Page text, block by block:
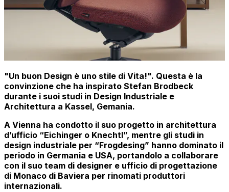
"Un buon Design è uno stile di Vita!". Questa è la
convinzione che ha inspirato Stefan Brodbeck
durante i suoi studi in Design Industriale e
Architettura a Kassel, Gemania.
A Vienna ha condotto il suo progetto in architettura
d’ufficio “Eichinger o Knechtl”, mentre gli studi in
design industriale per “Frogdesing” hanno dominato il
periodo in Germania e USA, portandolo a collaborare
con il suo team di designer e ufficio di progettazione
di Monaco di Baviera per rinomati produttori
internazionali.